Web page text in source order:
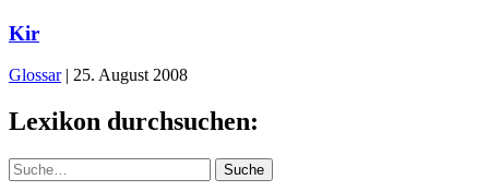
Kir
Glossar | 25. August 2008
Lexikon durchsuchen:
Suche Suche